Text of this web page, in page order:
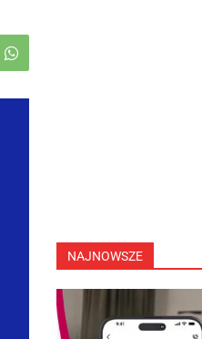
NAJNOWSZE